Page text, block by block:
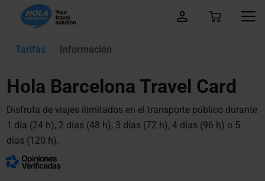
Tarifas Información
Hola Barcelona Travel Card
Disfruta de viajes ilimitados en el transporte público durante
1 día (24 h), 2 días (48 h), 3 días (72 h), 4 días (96 h) o 5
días (120 h).